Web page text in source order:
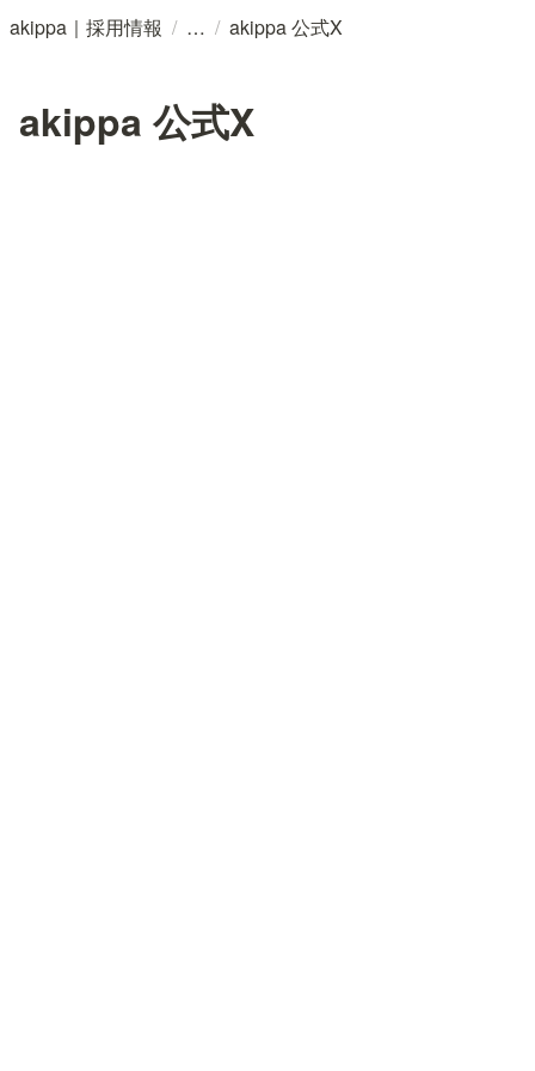
akippa｜採用情報 / / akippa 公式X
akippa 公式X